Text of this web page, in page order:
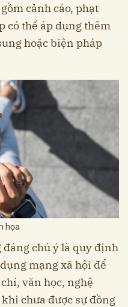
cảnh cáo, phạt
có thể áp dụng thêm
hoặc biện pháp
họa
chú ý là quy định
mạng xã hội để
văn học, nghệ
chưa được sự đồng